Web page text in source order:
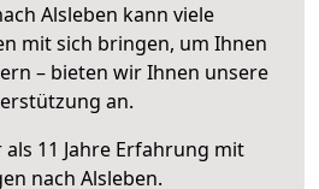
Alsleben kann viele
mit sich bringen, um Ihnen
– bieten wir Ihnen unsere
an.
11 Jahre Erfahrung mit
nach Alsleben.